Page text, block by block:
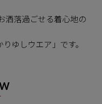
洒落過ごせる着心地の
ゆしウエア」です。